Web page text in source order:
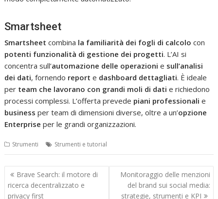
Smartsheet
Smartsheet combina la familiarità dei fogli di calcolo con
potenti funzionalità di gestione dei progetti. L’AI si
concentra sull’automazione delle operazionie sull’analisi
dei dati, fornendo report e dashboard dettagliati. È ideale
per team che lavorano con grandi moli di dati e richiedono
processi complessi. L’offerta prevede piani professionali e
business per team di dimensioni diverse, oltre a un’opzione
Enterprise per le grandi organizzazioni.
Strumenti Strumenti e tutorial
Navigazione
articoli
Brave Search: il motore di
ricerca decentralizzato e
privacy first
Monitoraggio delle menzioni
del brand sui social media:
strategie, strumenti e KPI